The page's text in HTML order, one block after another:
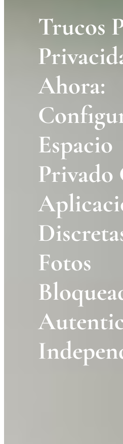
Trucos
Ahora:
Espacio
Privado
Fotos